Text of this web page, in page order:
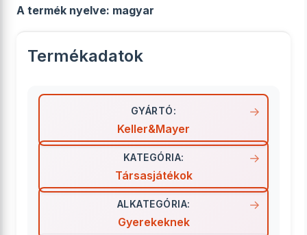
A termék nyelve: magyar
Termékadatok
GYÁRTÓ:
Keller&Mayer
KATEGÓRIA:
Társasjátékok
ALKATEGÓRIA:
Gyerekeknek